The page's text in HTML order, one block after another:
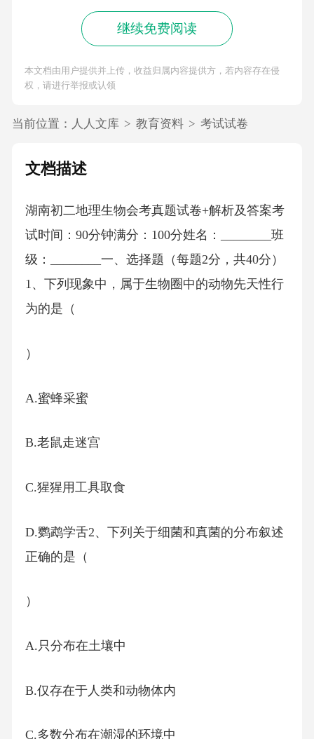
继续免费阅读
本文档由用户提供并上传，收益归属内容提供方，若内容存在侵
权，请进行举报或认领
当前位置： 人人文库 > 教育资料 > 考试试卷
文档描述
湖南初二地理生物会考真题试卷+解析及答案考
试时间：90分钟满分：100分姓名：________班
级：________一、选择题（每题2分，共40分）
1、下列现象中，属于生物圈中的动物先天性行
为的是（
）
A.蜜蜂采蜜
B.老鼠走迷宫
C.猩猩用工具取食
D.鹦鹉学舌2、下列关于细菌和真菌的分布叙述
正确的是（
）
A.只分布在土壤中
B.仅存在于人类和动物体内
C.多数分布在潮湿的环境中